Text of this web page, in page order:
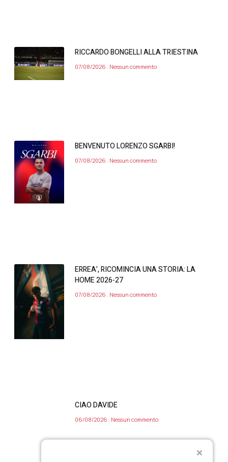
RICCARDO BONGELLI ALLA TRIESTINA
07/08/2026 Nessun commento
BENVENUTO LORENZO SGARBI!
07/08/2026 Nessun commento
ERREA’, RICOMINCIA UNA STORIA: LA
HOME 2026-27
07/08/2026 Nessun commento
CIAO DAVIDE
06/08/2026 Nessun commento